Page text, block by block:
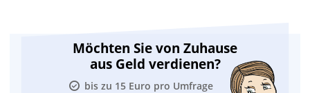
Möchten Sie von Zuhause
aus Geld verdienen?
bis zu 15 Euro pro Umfrage